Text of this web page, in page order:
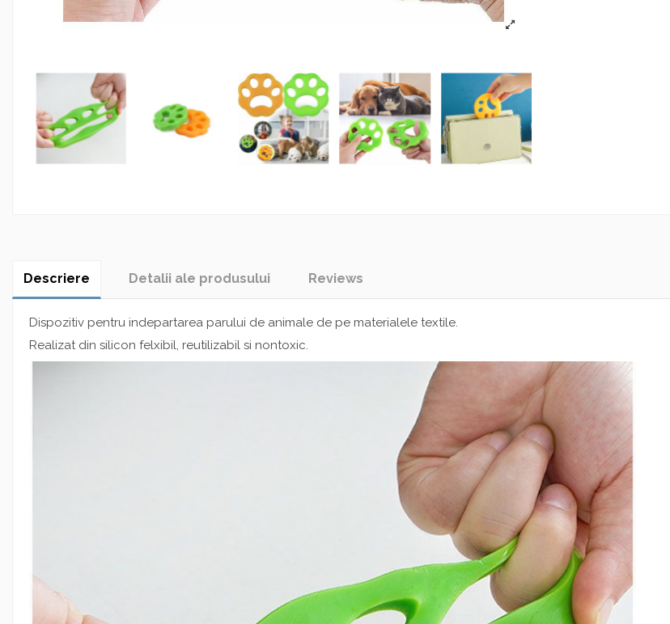
Descriere Detalii ale produsului Reviews
Dispozitiv pentru indepartarea parului de animale de pe materialele textile.
Realizat din silicon felxibil, reutilizabil si nontoxic.